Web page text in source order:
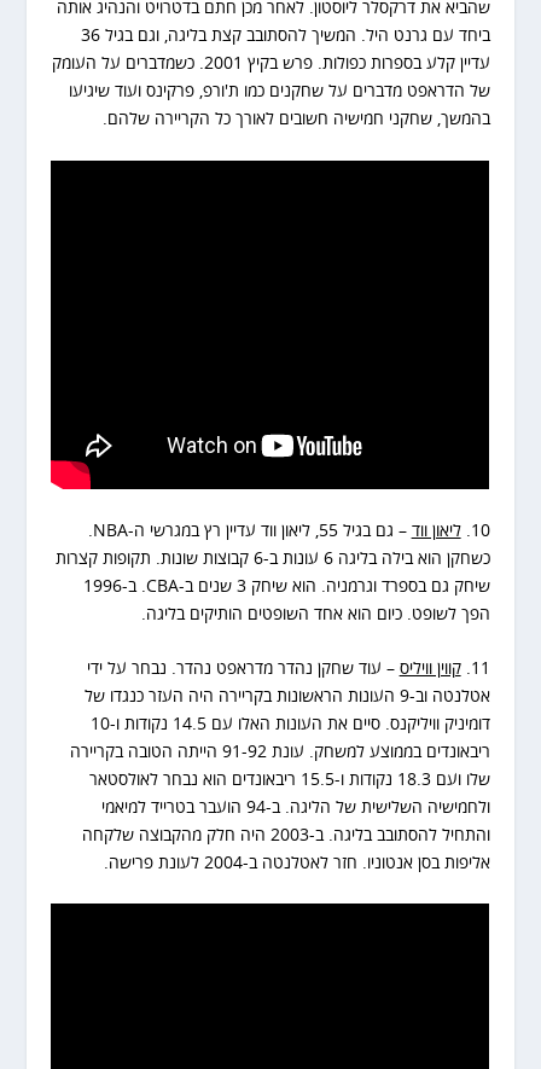
שהביא את דרקסלר ליוסטון. לאחר מכן חתם בדטרויט והנהיג אותה
ביחד עם גרנט היל. המשיך להסתובב קצת בליגה, וגם בגיל 36
עדיין קלע בספרות כפולות. פרש בקיץ 2001. כשמדברים על העומק
של הדראפט מדברים על שחקנים כמו ת'ורפ, פרקינס ועוד שיגיעו
בהמשך, שחקני חמישיה חשובים לאורך כל הקריירה שלהם.
10. ליאון ווד
– גם בגיל 55, ליאון ווד עדיין רץ במגרשי ה-NBA.
כשחקן הוא בילה בליגה 6 עונות ב-6 קבוצות שונות. תקופות קצרות
שיחק גם בספרד וגרמניה. הוא שיחק 3 שנים ב-CBA. ב-1996
הפך לשופט. כיום הוא אחד השופטים הותיקים בליגה.
11. קווין וויליס – עוד שחקן נהדר מדראפט נהדר. נבחר על ידי
אטלנטה וב-9 העונות הראשונות בקריירה היה העזר כנגדו של
דומיניק וויליקנס. סיים את העונות האלו עם 14.5 נקודות ו-10
ריבאונדים בממוצע למשחק. עונת 91-92 הייתה הטובה בקריירה
שלו ועם 18.3 נקודות ו-15.5 ריבאונדים הוא נבחר לאולסטאר
ולחמישיה השלישית של הליגה. ב-94 הועבר בטרייד למיאמי
והתחיל להסתובב בליגה. ב-2003 היה חלק מהקבוצה שלקחה
אליפות בסן אנטוניו. חזר לאטלנטה ב-2004 לעונת פרישה.